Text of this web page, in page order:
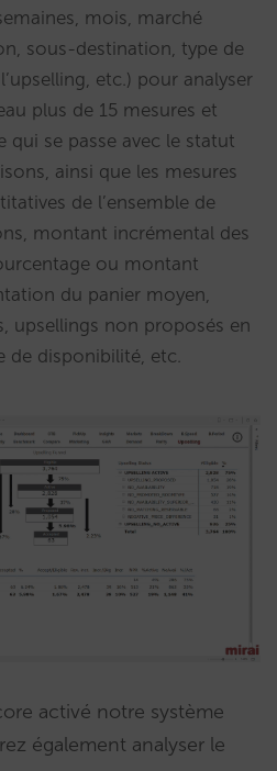
mois, marché
sous-destination, type de
etc.) pour analyser
plus de 15 mesures et
se passe avec le statut
ainsi que les mesures
de l’ensemble de
montant incrémental des
ou montant
du panier moyen,
upsellings non proposés en
de disponibilité, etc.
activé notre système
également analyser le